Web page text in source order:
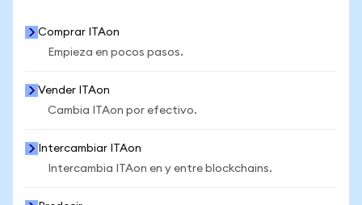
Comprar ITAon
Empieza en pocos pasos.
Vender ITAon
Cambia ITAon por efectivo.
Intercambiar ITAon
Intercambia ITAon en y entre blockchains.